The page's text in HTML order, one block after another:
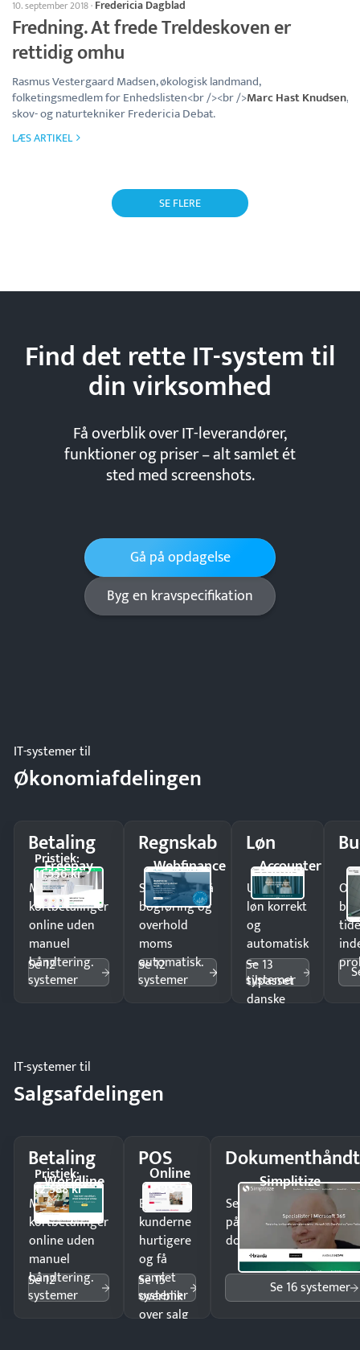
10. september 2018· Fredericia Dagblad
Fredning. At frede Treldeskoven er
rettidig omhu
Rasmus Vestergaard Madsen, økologisk landmand,
folketingsmedlem for Enhedslisten<br /><br />Marc Hast Knudsen,
skov- og naturtekniker Fredericia Debat.
LÆS ARTIKEL
SE FLERE
Find det rette IT-system til
dinvirksomhed
Få overblik over IT-leverandører,
funktioner og priser – alt samlet ét
sted med screenshots.
Gå på opdagelse
Byg en kravspecifikation
IT-systemer til
Økonomiafdelingen
Betaling
Freepay
Pristjek:
11.556 kr
Modtag
kortbetalinger
online uden
manuel
håndtering.
Se 12
systemer
Regnskab
Webfinance
Spar timer på
bogføring og
overhold
moms
automatisk.
Se 12
systemer
Løn
Accounter
Udbetal
løn korrekt
og
automatisk
—
tilpasset
danske
Se 13
systemer
IT-systemer til
Salgsafdelingen
Betaling
Worldline
Pristjek:
12.588 kr
Modtag
kortbetalinger
online uden
manuel
håndtering.
Se 12
systemer
POS
Online
POS
Ekspedér
kunderne
hurtigere
og få
samlet
overblik
over salg
Se 15
systemer
Simplitize
Send kontrakter til
på minutter og mist
dokumenter.
Se 16 systemer